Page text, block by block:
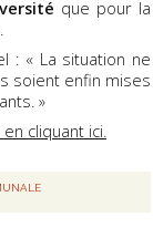
que pour la
: « La situation ne
soient enfin mises
»
cliquant ici.